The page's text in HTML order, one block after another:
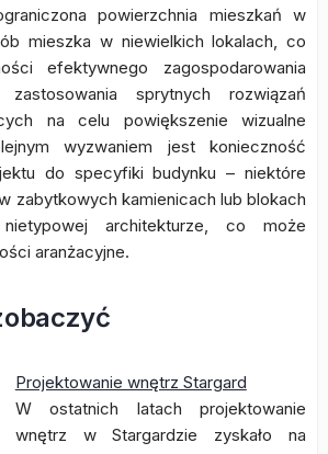
powierzchnia mieszkań w
mieszka w niewielkich lokalach, co
efektywnego zagospodarowania
sprytnych rozwiązań
na celu powiększenie wizualne
wyzwaniem jest konieczność
do specyfiki budynku – niektóre
zabytkowych kamienicach lub blokach
architekturze, co może
aranżacyjne.
Projektowanie wnętrz Stargard
W ostatnich latach projektowanie
wnętrz w Stargardzie zyskało na